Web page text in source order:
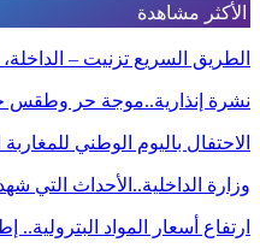
الأكثر مشاهدة
الطريق السريع تزنيت –
نشرة إنذارية..موجة حر وطقس
الاحتفال باليوم الوطني
وزارة الداخلية..الأحداث التي
ارتفاع أسعار المواد